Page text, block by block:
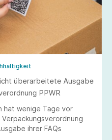
überarbeitete Ausgabe
PPWR
hat wenige Tage vor
ihrer FAQs